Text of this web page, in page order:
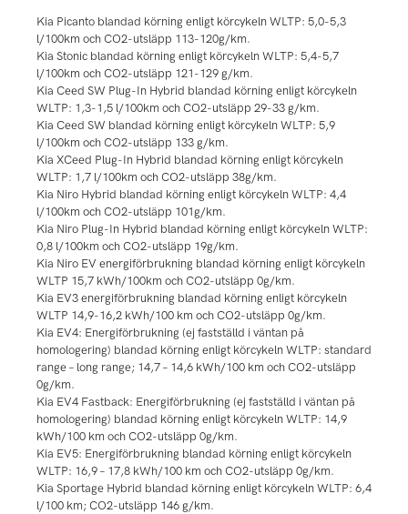
Kia Picanto blandad körning enligt körcykeln WLTP: 5,0-5,3
l/100km och CO2-utsläpp 113-120g/km.
Kia Stonic blandad körning enligt körcykeln WLTP: 5,4-5,7
l/100km och CO2-utsläpp 121-129 g/km.
Kia Ceed SW Plug-In Hybrid blandad körning enligt körcykeln
WLTP: 1,3-1,5 l/100km och CO2-utsläpp 29-33 g/km.
Kia Ceed SW blandad körning enligt körcykeln WLTP: 5,9
l/100km och CO2-utsläpp 133 g/km.
Kia XCeed Plug-In Hybrid blandad körning enligt körcykeln
WLTP: 1,7 l/100km och CO2-utsläpp 38g/km.
Kia Niro Hybrid blandad körning enligt körcykeln WLTP: 4,4
l/100km och CO2-utsläpp 101g/km.
Kia Niro Plug-In Hybrid blandad körning enligt körcykeln WLTP:
0,8 l/100km och CO2-utsläpp 19g/km.
Kia Niro EV energiförbrukning blandad körning enligt körcykeln
WLTP 15,7 kWh/100km och CO2-utsläpp 0g/km.
Kia EV3 energiförbrukning blandad körning enligt körcykeln
WLTP 14,9-16,2 kWh/100 km och CO2-utsläpp 0g/km.
Kia EV4: Energiförbrukning (ej fastställd i väntan på
homologering) blandad körning enligt körcykeln WLTP: standard
range – long range; 14,7 – 14,6 kWh/100 km och CO2-utsläpp
0g/km.
Kia EV4 Fastback: Energiförbrukning (ej fastställd i väntan på
homologering) blandad körning enligt körcykeln WLTP: 14,9
kWh/100 km och CO2-utsläpp 0g/km.
Kia EV5: Energiförbrukning blandad körning enligt körcykeln
WLTP: 16,9 – 17,8 kWh/100 km och CO2-utsläpp 0g/km.
Kia Sportage Hybrid blandad körning enligt körcykeln WLTP: 6,4
l/100 km; CO2-utsläpp 146 g/km.